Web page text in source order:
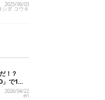
2025/06/03
シダ コウキ
！？
」で1位
発表
2026/04/22
eri